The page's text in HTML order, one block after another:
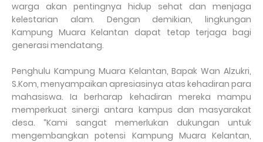
warga akan pentingnya hidup sehat dan menjaga
kelestarian alam. Dengan demikian, lingkungan
Kampung Muara Kelantan dapat tetap terjaga bagi
generasi mendatang.
Penghulu Kampung Muara Kelantan, Bapak Wan Alzukri,
S.Kom, menyampaikan apresiasinya atas kehadiran para
mahasiswa. Ia berharap kehadiran mereka mampu
memperkuat sinergi antara kampus dan masyarakat
desa. “Kami sangat memerlukan dukungan untuk
mengembangkan potensi Kampung Muara Kelantan,